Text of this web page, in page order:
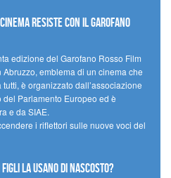
resiste con il Garofano
edizione del Garofano Rosso Film
Abruzzo, emblema di un cinema che
è organizzato dall’associazione
Parlamento Europeo ed è
e da SIAE.
i riflettori sulle nuove voci del
la usano di nascosto?